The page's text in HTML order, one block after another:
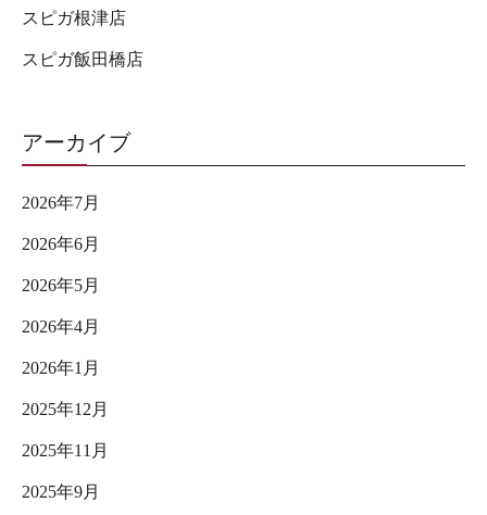
スピガ根津店
スピガ飯田橋店
アーカイブ
2026年7月
2026年6月
2026年5月
2026年4月
2026年1月
2025年12月
2025年11月
2025年9月